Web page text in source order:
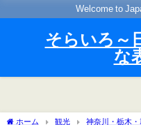
Welcome to
そらいろ～
な
ホーム 観光 神奈川・栃木